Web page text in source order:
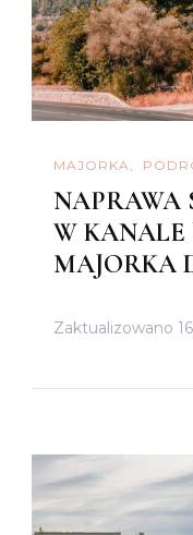
MAJORKA
NAPRAWA
W
MAJORKA
Zaktualizowano